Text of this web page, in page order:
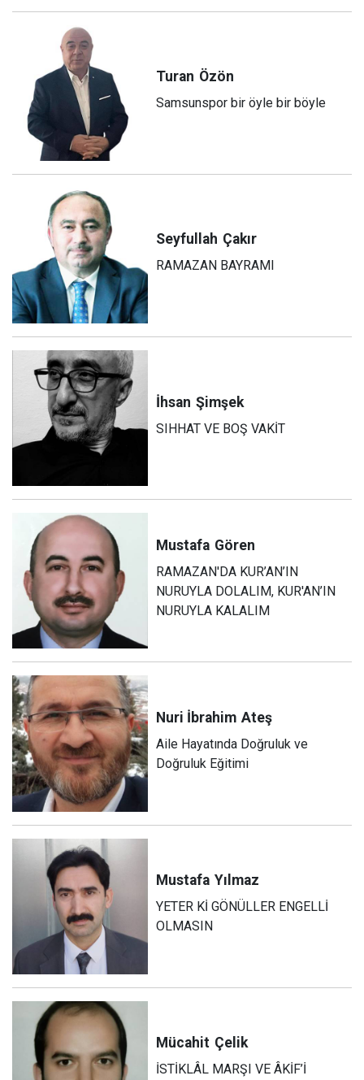
Turan Özön
Samsunspor bir öyle bir böyle
Seyfullah Çakır
RAMAZAN BAYRAMI
İhsan Şimşek
SIHHAT VE BOŞ VAKİT
Mustafa Gören
RAMAZAN'DA KUR’AN’IN
NURUYLA DOLALIM, KUR'AN’IN
NURUYLA KALALIM
Nuri İbrahim Ateş
Aile Hayatında Doğruluk ve
Doğruluk Eğitimi
Mustafa Yılmaz
YETER Kİ GÖNÜLLER ENGELLİ
OLMASIN
Mücahit Çelik
İSTİKLÂL MARŞI VE ÂKİF’İ